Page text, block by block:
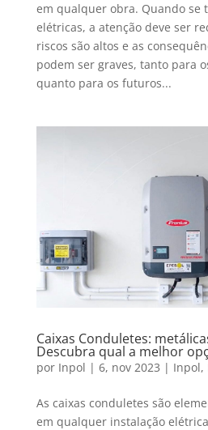
em qualquer obra. Quando se
elétricas, a atenção deve ser
riscos são altos e as
podem ser graves, tanto para
quanto para os futuros...
Caixas Conduletes:
Descubra qual a melhor
por Inpol | 6, nov 2023 | Inpol,
As caixas conduletes são
em qualquer instalação